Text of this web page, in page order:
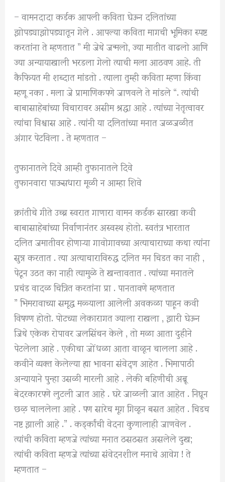
– वामनदादा कर्डक आपली कविता घेऊन दलितांच्या
झोपड्याझोपड्यातून गेले . आपल्या कविता मागची भूमिका स्पष्ट
करतांना ते म्हणतात ” मी जेथे जन्मलो, ज्या मातीत वाढलो आणि
ज्या अन्यायाखाली भरडला गेलो त्याची मला आठवण आहे. ती
कैफियत मी शब्दात मांडतो . त्याला तुम्ही कविता म्हणा किंवा
म्हणू नका . मला जे प्रामाणिकपणे जाणवले ते मांडले “. त्यांची
बाबासाहेबांच्या विचारावर असीम श्रद्धा आहे . त्यांच्या नेतृत्वावर
त्यांचा विश्वास आहे . त्यांनी या दलितांच्या मनात जळजळीत
अंगार पेटविला . ते म्हणतात –
तुफानातले दिवे आम्ही तुफानातले दिवे
तुफानवारा पाऊसधारा मूळी न आम्हा शिवे
क्रांतीचे गीते उच्च स्वरात गाणारा वामन कर्डक सारखा कवी
बाबासाहेबांच्या निर्वाणानंतर अस्वस्थ होतो. स्वतंत्र भारतात
दलित जमातीवर होणाऱ्या गावोगावच्या अत्याचाराच्या कथा त्यांना
सुन्न करतात . त्या अत्याचाराविरुद्ध दलित मन चिडत का नाही ,
पेटून उठत का नाही त्यामुळे ते खन्तावतात . त्यांच्या मनातले
प्रचंड वादळ चित्रित करतांना प्रा . पानतावणे म्हणतात
” भिमरावाच्या समृद्ध मळ्याला आलेली अवकळा पाहून कवी
विषण्ण होतो. पोटच्या लेकारागत ज्याला राखला , झारी घेऊन
जिथे एकेक रोपावर जलसिंचन केले , तो मळा आता दुहीने
पेटलेला आहे . एकीचा जोंधळा आता वाळून चालला आहे .
कवीने व्यक्त केलेल्या ह्या भावना संवेद्ण आहेत . भिमापाठी
अन्यायाने पुन्हा उसळी मारली आहे . लेकी बहिणींची अब्रू
बेदरकारपणे लुटली जात आहे . घरे जाळली जात आहेत . निघ्रून
छऴ चाललेला आहे . पण सारेच मूग गिळून बसत आहेत . चिडच
नष्ट झाली आहे .” . कर्ड्कांची वेदना कुणालाही जाणवेल .
त्यांची कविता म्हणजे त्यांच्या मनात ठसठसत असलेले दुख;
त्यांची कविता म्हणजे त्यांच्या संवेदनशील मनाचे आवेग ! ते
म्हणतात –